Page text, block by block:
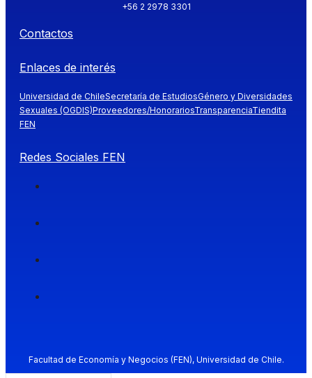
+56 2 2978 3301
Contactos
Enlaces de interés
Universidad de ChileSecretaría de EstudiosGénero y Diversidades
Sexuales (OGDIS)Proveedores/HonorariosTransparenciaTiendita
FEN
Redes Sociales FEN
Facultad de Economía y Negocios (FEN), Universidad de Chile.